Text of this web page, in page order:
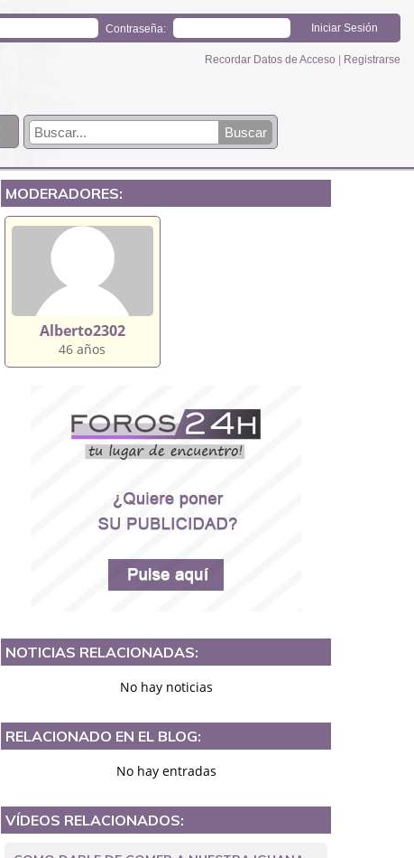
Contraseña:
Recordar Datos de Acceso Registrarse
MODERADORES:
Alberto2302
46 años
NOTICIAS RELACIONADAS:
No hay noticias
RELACIONADO EN EL BLOG:
No hay entradas
VÍDEOS RELACIONADOS: